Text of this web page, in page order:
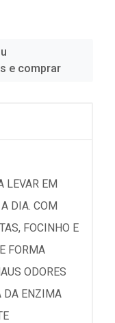
e comprar
LEVAR EM
DIA. COM
FOCINHO E
FORMA
ODORES
DA ENZIMA